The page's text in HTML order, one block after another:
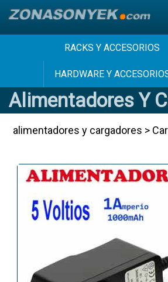
RACKS Y ACCESORIOS
HARDWARE Y
Alimentadores Y
alimentadores y cargadores >